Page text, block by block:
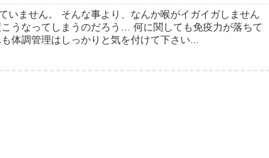
いません。 そんな事より、なんか喉がイガイガしません
うなってしまうのだろう… 何に関しても免疫力が落ちて
体調管理はしっかりと気を付けて下さい...